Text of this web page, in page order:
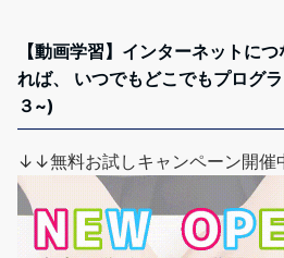
【動画学習】インターネットに
れば、 いつでもどこでもプログ
３~)
↓↓無料お試しキャンペーン開